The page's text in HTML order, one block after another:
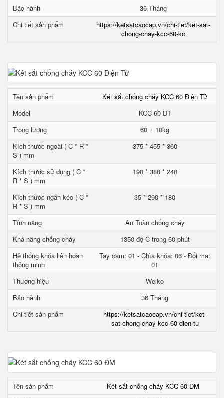
Bảo hành
36 Tháng
Chi tiết sản phẩm
https://ketsatcaocap.vn/chi-tiet/ket-sat-
chong-chay-kcc-60-kc
Tên sản phẩm
Két sắt chống cháy KCC 60 Điện Tử
Model
KCC 60 ĐT
Trọng lượng
60 ± 10kg
Kích thước ngoài ( C * R *
S ) mm
375 * 455 * 360
Kích thước sử dụng ( C *
R * S ) mm
190 * 380 * 240
Kích thước ngăn kéo ( C *
R * S ) mm
35 * 290 * 180
Tính năng
An Toàn chống cháy
Khả năng chống cháy
1350 độ C trong 60 phút
Hệ thống khóa liên hoàn
thông minh
Tay cầm: 01 - Chìa khóa: 06 - Đổi mã:
01
Thương hiệu
Welko
Bảo hành
36 Tháng
Chi tiết sản phẩm
https://ketsatcaocap.vn/chi-tiet/ket-
sat-chong-chay-kcc-60-dien-tu
Tên sản phẩm
Két sắt chống cháy KCC 60 ĐM